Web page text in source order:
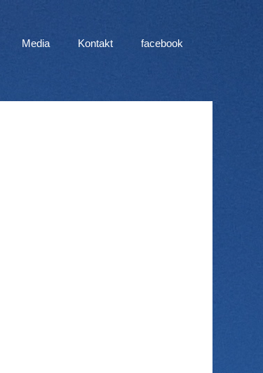
Media Kontakt facebook